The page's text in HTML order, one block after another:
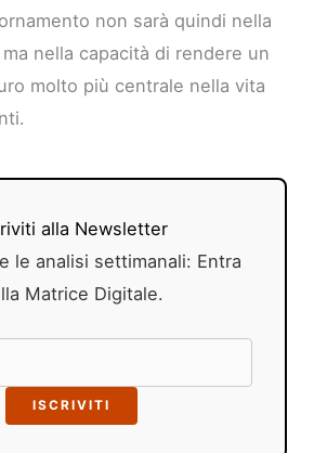
non sarà quindi nella
nella capacità di rendere un
molto più centrale nella vita
alla Newsletter
le analisi settimanali: Entra
Matrice Digitale.
ISCRIVITI